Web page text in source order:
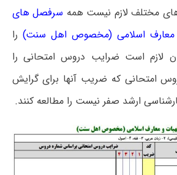
مختلف لازم نیست همه سرفصل های
و معارف اسلامی (مخصوص اهل سنت) را
لازم است ضرایب دروس امتحانی را
امتحانی که ضریب آنها برای گرایش
ارشد صفر نیست را مطالعه کنند.